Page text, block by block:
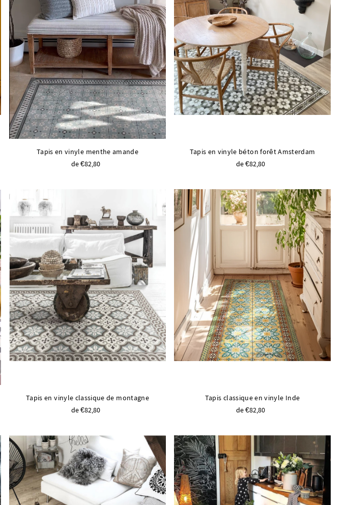
Tapis en vinyle menthe amande
de €82,80
Tapis en vinyle béton forêt Amsterdam
de €82,80
Tapis en vinyle classique de montagne
de €82,80
Tapis classique en vinyle Inde
de €82,80